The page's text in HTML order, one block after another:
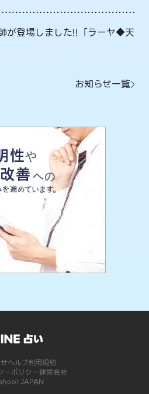
が登場しました!!「ラーヤ◆天
お知らせ一覧
ヘルプ利用規約
ーポリシー運営会社
JAPAN